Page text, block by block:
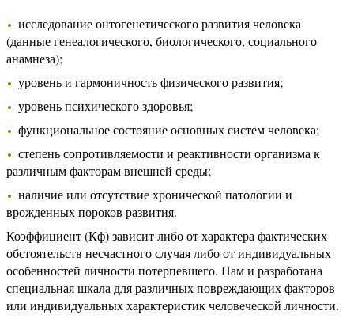
исследование онтогенетического развития человека
(данные генеалогического, биологического, социального
анамнеза);
уровень и гармоничность физического развития;
уровень психического здоровья;
функциональное состояние основных систем человека;
степень сопротивляемости и реактивности организма к
различным факторам внешней среды;
наличие или отсутствие хронической патологии и
врожденных пороков развития.
Коэффициент (Кф) зависит либо от характера фактических
обстоятельств несчастного случая либо от индивидуальных
особенностей личности потерпевшего. Нам и разработана
специальная шкала для различных повреждающих факторов
или индивидуальных характеристик человеческой личности.